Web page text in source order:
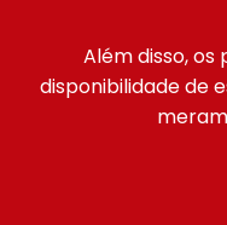
Além disso,
disponibilidade de